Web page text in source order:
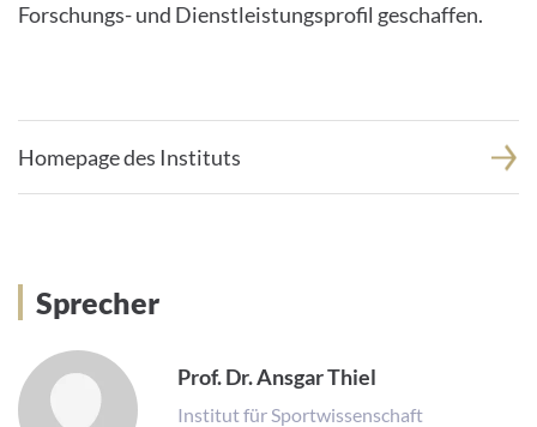
Forschungs- und Dienstleistungsprofil geschaffen.
Homepage des Instituts
Sprecher
Prof. Dr. Ansgar Thiel
Institut für Sportwissenschaft